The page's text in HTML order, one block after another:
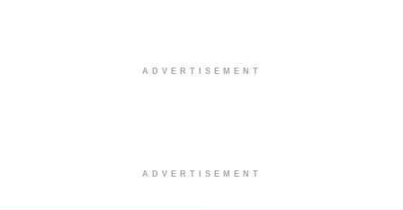
ADVERTISEMENT
ADVERTISEMENT